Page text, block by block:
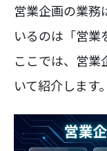
営業企画の業務
いるのは「営業
ここでは、営
いて紹介します。